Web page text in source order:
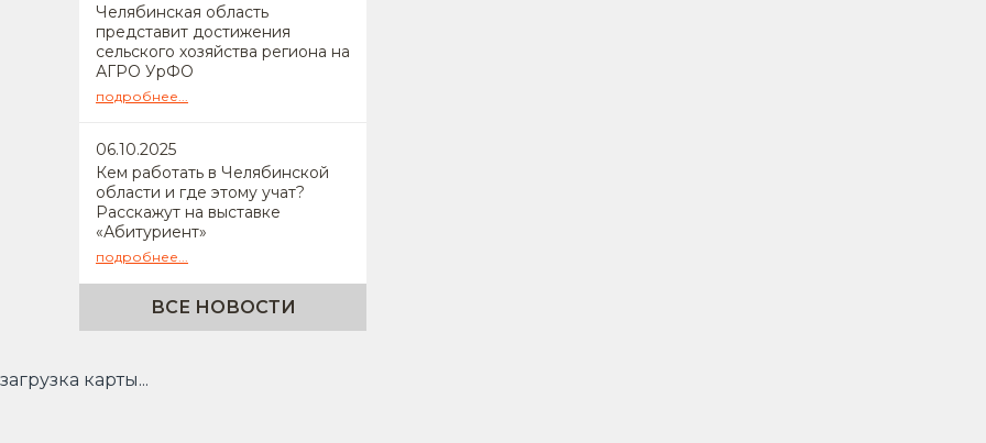
Челябинская область
представит достижения
сельского хозяйства региона на
АГРО УрФО
подробнее...
06.10.2025
Кем работать в Челябинской
области и где этому учат?
Расскажут на выставке
«Абитуриент»
подробнее...
ВСЕ НОВОСТИ
загрузка карты...